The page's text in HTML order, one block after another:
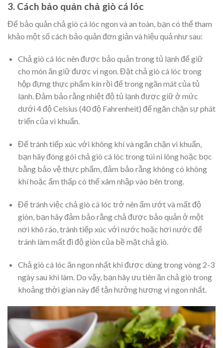
3. Cách bảo quản chả giò cá lóc
Để bảo quản chả giò cá lóc ngon và an toàn, bạn có thể tham
khảo một số cách bảo quản đơn giản và hiệu quả như sau:
Chả giò cá lóc nên được bảo quản trong tủ lạnh để giữ
cho món ăn giữ được vị ngon. Đặt chả giò cá lóc trong
hộp đựng thực phẩm kín rồi để trong ngăn mát của tủ
lạnh. Đảm bảo rằng nhiệt độ tủ lạnh được giữ ở mức
dưới 4 độ Celsius (40 độ Fahrenheit) để ngăn chặn sự phát
triển của vi khuẩn.
Để tránh tiếp xúc với không khí và ngăn chặn vi khuẩn,
bạn hãy đóng gói chả giò cá lóc trong túi ni lông hoặc bọc
bằng bảo vệ thực phẩm, đảm bảo rằng không có không
khí hoặc ẩm thấp có thể xâm nhập vào bên trong.
Để tránh việc chả giò cá lóc trở nên ẩm ướt và mất độ
giòn, bạn hãy đảm bảo rằng chả được bảo quản ở một
nơi khô ráo, tránh tiếp xúc với nước hoặc hơi nước để
tránh làm mất đi độ giòn của bề mặt chả giò.
Chả giò cá lóc ăn ngon nhất khi được dùng trong vòng 2-3
ngày sau khi làm. Do vậy, bạn hãy ưu tiên ăn chả giò trong
khoảng thời gian này để tận hưởng hương vị ngon nhất.